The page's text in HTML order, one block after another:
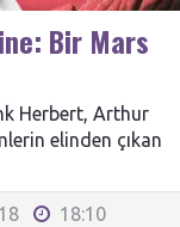
Bir Mars
Herbert, Arthur
elinden çıkan
18:10